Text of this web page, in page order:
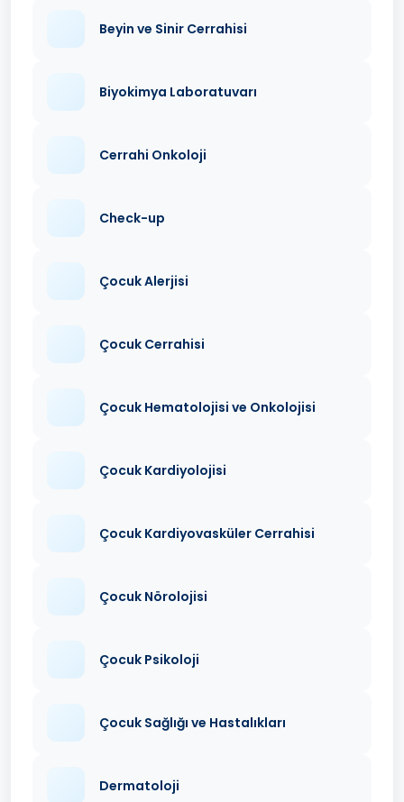
Beyin ve Sinir Cerrahisi
Biyokimya Laboratuvarı
Cerrahi Onkoloji
Check-up
Çocuk Alerjisi
Çocuk Cerrahisi
Çocuk Hematolojisi ve Onkolojisi
Çocuk Kardiyolojisi
Çocuk Kardiyovasküler Cerrahisi
Çocuk Nörolojisi
Çocuk Psikoloji
Çocuk Sağlığı ve Hastalıkları
Dermatoloji